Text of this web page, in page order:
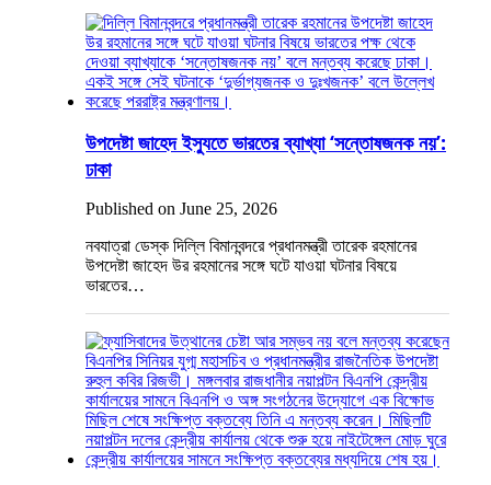
উপদেষ্টা জাহেদ ইস্যুতে ভারতের ব্যাখ্যা ‘সন্তোষজনক নয়’:
ঢাকা
Published on June 25, 2026
নবযাত্রা ডেস্ক দিল্লি বিমানবন্দরে প্রধানমন্ত্রী তারেক রহমানের
উপদেষ্টা জাহেদ উর রহমানের সঙ্গে ঘটে যাওয়া ঘটনার বিষয়ে
ভারতের…